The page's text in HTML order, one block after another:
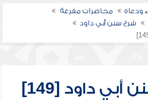
ودعاة
محاضرات مفرغة
شرح سنن أبي داود
داود [149]